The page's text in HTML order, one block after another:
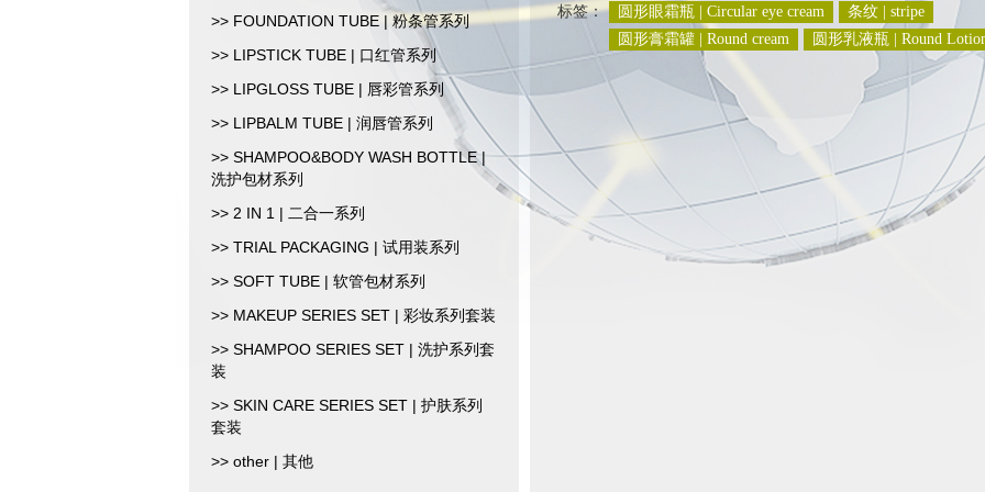
>> FOUNDATION TUBE | 粉条管系列
>> LIPSTICK TUBE | 口红管系列
>> LIPGLOSS TUBE | 唇彩管系列
>> LIPBALM TUBE | 润唇管系列
>> SHAMPOO&BODY WASH BOTTLE |
洗护包材系列
>> 2 IN 1 | 二合一系列
>> TRIAL PACKAGING | 试用装系列
>> SOFT TUBE | 软管包材系列
>> MAKEUP SERIES SET | 彩妆系列套装
>> SHAMPOO SERIES SET | 洗护系列套
装
>> SKIN CARE SERIES SET | 护肤系列
套装
>> other | 其他
标签： 圆形眼霜瓶 | Circular eye cream
条纹 | stripe
圆形膏霜罐 | Round cream
圆形乳液瓶 | Round